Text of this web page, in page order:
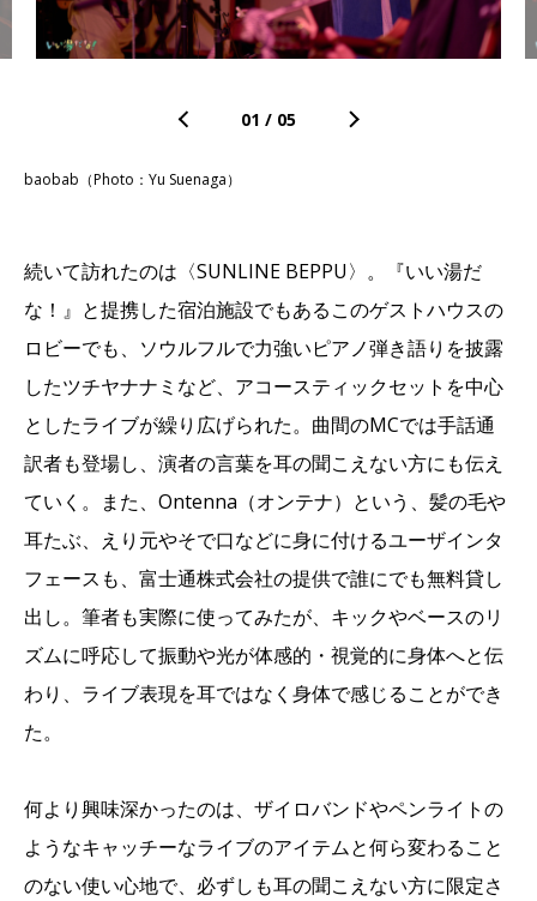
01 / 05
baobab（Photo：Yu Suenaga）
続いて訪れたのは〈SUNLINE BEPPU〉。『いい湯だ
な！』と提携した宿泊施設でもあるこのゲストハウスの
ロビーでも、ソウルフルで力強いピアノ弾き語りを披露
したツチヤナナミなど、アコースティックセットを中心
としたライブが繰り広げられた。曲間のMCでは手話通
訳者も登場し、演者の言葉を耳の聞こえない方にも伝え
ていく。また、Ontenna（オンテナ）という、髪の毛や
耳たぶ、えり元やそで口などに身に付けるユーザインタ
フェースも、富士通株式会社の提供で誰にでも無料貸し
出し。筆者も実際に使ってみたが、キックやベースのリ
ズムに呼応して振動や光が体感的・視覚的に身体へと伝
わり、ライブ表現を耳ではなく身体で感じることができ
た。
何より興味深かったのは、ザイロバンドやペンライトの
ようなキャッチーなライブのアイテムと何ら変わること
のない使い心地で、必ずしも耳の聞こえない方に限定さ